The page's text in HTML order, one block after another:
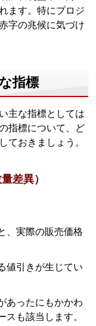
ます。特にプロジ
字の兆候に気づけ
指標
主な指標としては
指標について、ど
ておきましょう。
差異）
、実際の販売価格
値引きが生じてい
あったにもかかわ
スも該当します。